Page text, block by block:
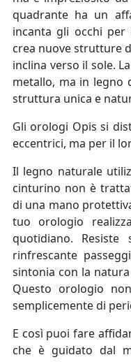
quadrante ha un
incanta gli occhi
crea nuove strutture
inclina verso il sole.
metallo, ma in legno
struttura unica e
Gli orologi Opis si
eccentrici, ma per il
Il legno naturale
cinturino non è
di una mano
tuo orologio
quotidiano.
rinfrescante
sintonia con la
Questo orologio
semplicemente di
E così puoi fare
che è guidato dal